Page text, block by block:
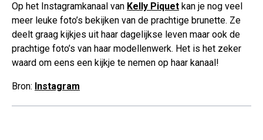
Op het Instagramkanaal van Kelly Piquet kan je nog veel
meer leuke foto’s bekijken van de prachtige brunette. Ze
deelt graag kijkjes uit haar dagelijkse leven maar ook de
prachtige foto’s van haar modellenwerk. Het is het zeker
waard om eens een kijkje te nemen op haar kanaal!
Bron: Instagram